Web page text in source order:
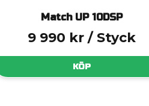
Match UP 10DSP
9 990 kr / Styck
KÖP